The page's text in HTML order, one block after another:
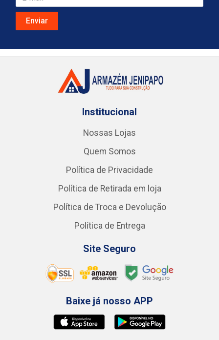
Institucional
Nossas Lojas
Quem Somos
Política de Privacidade
Política de Retirada em loja
Política de Troca e Devolução
Política de Entrega
Site Seguro
Baixe já nosso APP